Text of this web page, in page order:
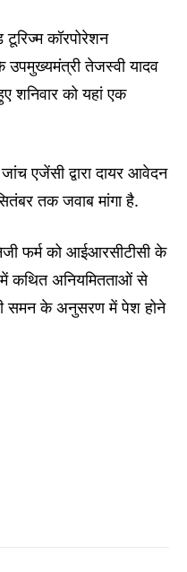
कॉरपोरेशन
उपमुख्यमंत्री तेजस्वी यादव
शनिवार को यहां एक
एजेंसी द्वारा दायर आवेदन
तक जवाब मांगा है.
फर्म को आईआरसीटीसी के
कथित अनियमितताओं से
समन के अनुसरण में पेश होने